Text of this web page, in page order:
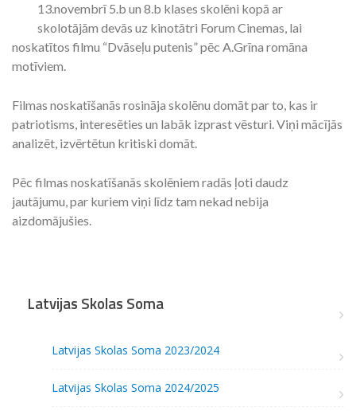
13.novembrī 5.b un 8.b klases skolēni kopā ar
skolotājām devās uz kinotātri Forum Cinemas, lai
noskatītos filmu “Dvāseļu putenis” pēc A.Grīna romāna
motīviem.
Filmas noskatīšanās rosināja skolēnu domāt par to, kas ir
patriotisms, interesēties un labāk izprast vēsturi. Viņi mācījās
analizēt, izvērtētun kritiski domāt.
Pēc filmas noskatīšanās skolēniem radās ļoti daudz
jautājumu, par kuriem viņi līdz tam nekad nebija
aizdomājušies.
Latvijas Skolas Soma
Latvijas Skolas Soma 2023/2024
Latvijas Skolas Soma 2024/2025